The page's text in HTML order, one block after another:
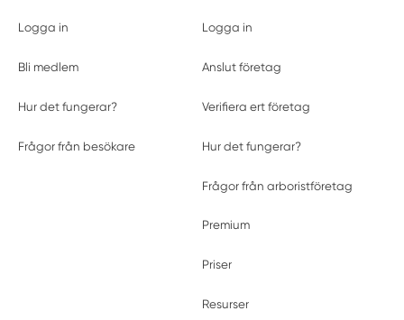
Logga in
Bli medlem
Hur det fungerar?
Frågor från besökare
Logga in
Anslut företag
Verifiera ert företag
Hur det fungerar?
Frågor från arboristföretag
Premium
Priser
Resurser